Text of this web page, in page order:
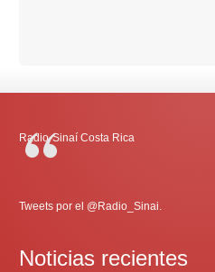
Radio-Sinaí Costa Rica
Tweets por el @Radio_Sinai.
Noticias recientes